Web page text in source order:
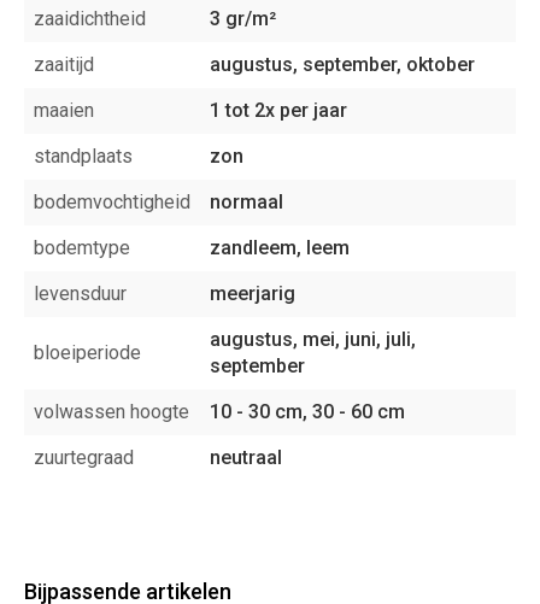
zaaidichtheid
3 gr/m²
zaaitijd
augustus, september, oktober
maaien
1 tot 2x per jaar
standplaats
zon
bodemvochtigheid
normaal
bodemtype
zandleem, leem
levensduur
meerjarig
bloeiperiode
augustus, mei, juni, juli,
september
volwassen hoogte
10 - 30 cm, 30 - 60 cm
zuurtegraad
neutraal
Bijpassende artikelen